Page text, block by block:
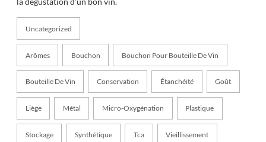
Uncategorized
Arômes Bouchon Bouchon Pour Bouteille De Vin
Bouteille De Vin Conservation Étanchéité Goût
Liège Métal Micro-Oxygénation Plastique
Stockage Synthétique Tca Vieillissement